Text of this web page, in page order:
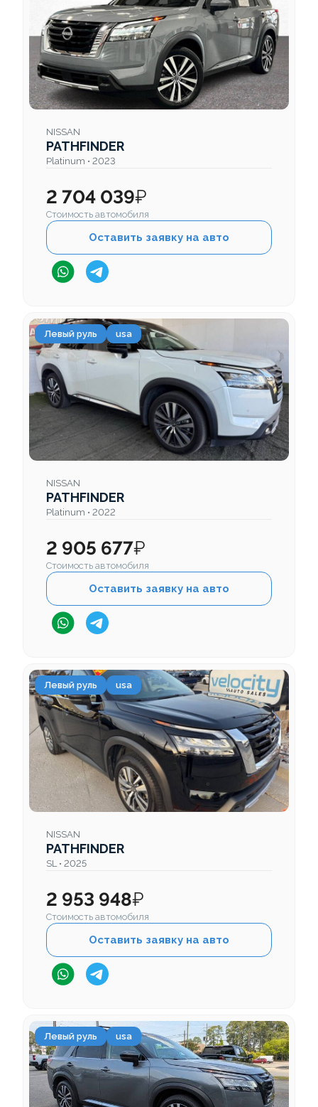
NISSAN
PATHFINDER
Platinum • 2023
2 704 039₽
Стоимость автомобиля
Оставить заявку на авто
Левый руль usa
NISSAN
PATHFINDER
Platinum • 2022
2 905 677₽
Стоимость автомобиля
Оставить заявку на авто
Левый руль usa
NISSAN
PATHFINDER
SL • 2025
2 953 948₽
Стоимость автомобиля
Оставить заявку на авто
Левый руль usa